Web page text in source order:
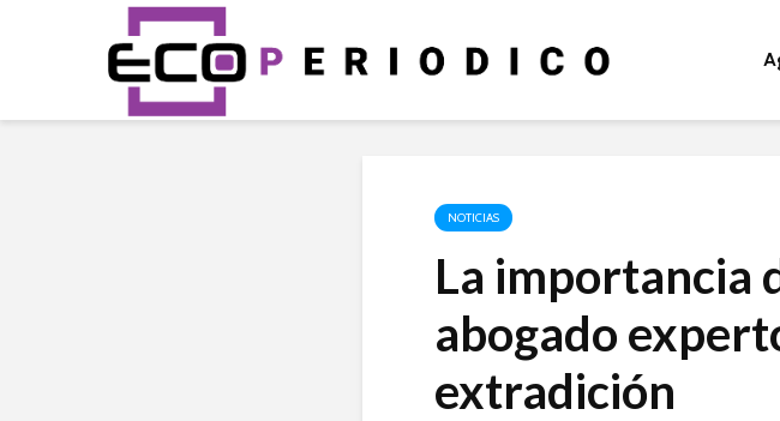
NOTICIAS
La importancia
abogado
extradición